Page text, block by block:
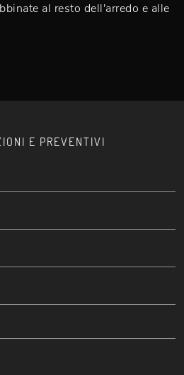
al resto dell'arredo e alle
E PREVENTIVI